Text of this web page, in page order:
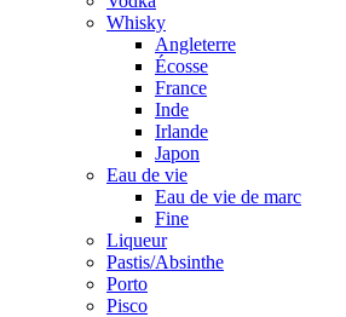
Whisky
Angleterre
Écosse
France
Inde
Irlande
Japon
Eau de vie
Eau de vie de marc
Fine
Liqueur
Pastis/Absinthe
Porto
Pisco